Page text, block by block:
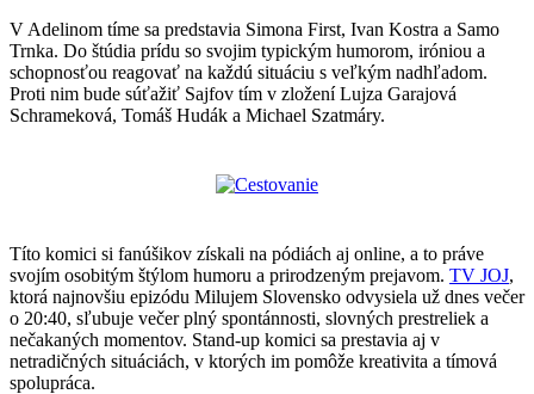
V Adelinom tíme sa predstavia Simona First, Ivan Kostra a Samo
Trnka. Do štúdia prídu so svojim typickým humorom, iróniou a
schopnosťou reagovať na každú situáciu s veľkým nadhľadom.
Proti nim bude súťažiť Sajfov tím v zložení Lujza Garajová
Schrameková, Tomáš Hudák a Michael Szatmáry.
Títo komici si fanúšikov získali na pódiách aj online, a to práve
svojím osobitým štýlom humoru a prirodzeným prejavom. TV JOJ,
ktorá najnovšiu epizódu Milujem Slovensko odvysiela už dnes večer
o 20:40, sľubuje večer plný spontánnosti, slovných prestreliek a
nečakaných momentov. Stand-up komici sa prestavia aj v
netradičných situáciách, v ktorých im pomôže kreativita a tímová
spolupráca.